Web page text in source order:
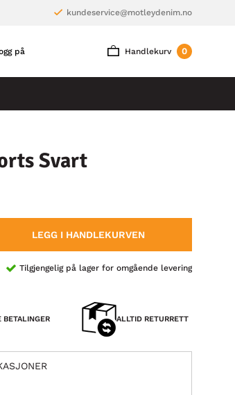
kundeservice@motleydenim.no
Handlekurv 0
på
Svart
LEGG I HANDLEKURVEN
Tilgjengelig på lager for omgående levering
BETALINGER ALLTID RETURRETT